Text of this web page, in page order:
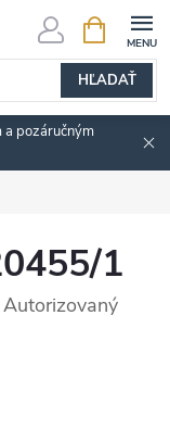
HĽADAŤ
KOŠÍK
a pozáručným
1